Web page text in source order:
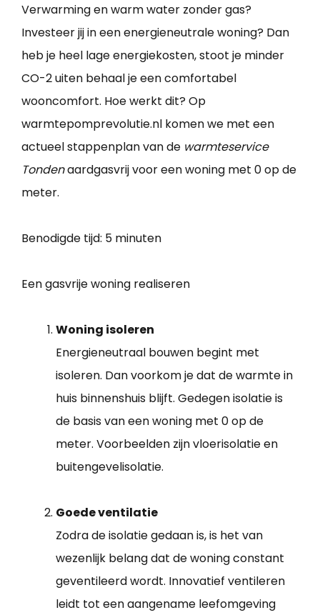
Verwarming en warm water zonder gas?
Investeer jij in een energieneutrale woning? Dan
heb je heel lage energiekosten, stoot je minder
CO-2 uiten behaal je een comfortabel
wooncomfort. Hoe werkt dit? Op
warmtepomprevolutie.nl komen we met een
actueel stappenplan van de warmteservice
Tondenaardgasvrij voor een woning met 0 op de
meter.
Benodigde tijd: 5 minuten
Een gasvrije woning realiseren
Woning isoleren
Energieneutraal bouwen begint met
isoleren. Dan voorkom je dat de warmte in
huis binnenshuis blijft. Gedegen isolatie is
de basis van een woning met 0 op de
meter. Voorbeelden zijn vloerisolatie en
buitengevelisolatie.
Goede ventilatie
Zodra de isolatie gedaan is, is het van
wezenlijk belang dat de woning constant
geventileerd wordt. Innovatief ventileren
leidt tot een aangename leefomgeving